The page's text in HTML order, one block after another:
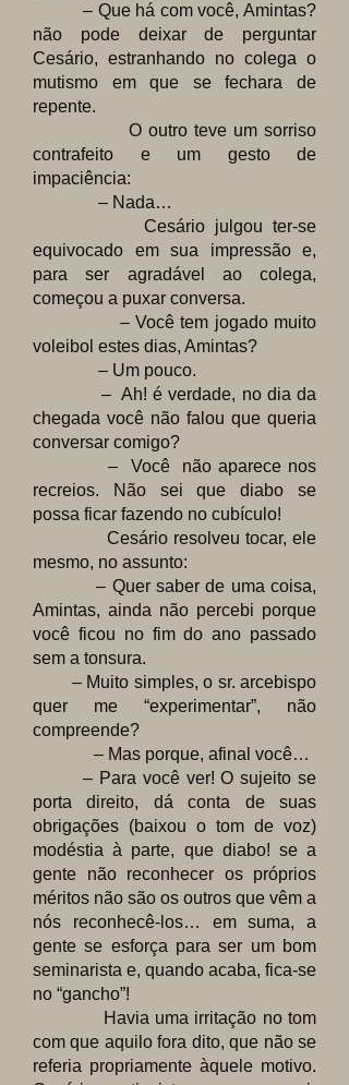
– Que há com você, Amintas?
não pode deixar de perguntar
Cesário, estranhando no colega o
mutismo em que se fechara de
repente.
O outro teve um sorriso
contrafeito e um gesto de
impaciência:
– Nada…
Cesário julgou ter-se
equivocado em sua impressão e,
para ser agradável ao colega,
começou a puxar conversa.
– Você tem jogado muito
voleibol estes dias, Amintas?
– Um pouco.
– Ah! é verdade, no dia da
chegada você não falou que queria
conversar comigo?
– Você não aparece nos
recreios. Não sei que diabo se
possa ficar fazendo no cubículo!
Cesário resolveu tocar, ele
mesmo, no assunto:
– Quer saber de uma coisa,
Amintas, ainda não percebi porque
você ficou no fim do ano passado
sem a tonsura.
– Muito simples, o sr. arcebispo
quer me “experimentar”, não
compreende?
– Mas porque, afinal você…
– Para você ver! O sujeito se
porta direito, dá conta de suas
obrigações (baixou o tom de voz)
modéstia à parte, que diabo! se a
gente não reconhecer os próprios
méritos não são os outros que vêm a
nós reconhecê-los… em suma, a
gente se esforça para ser um bom
seminarista e, quando acaba, fica-se
no “gancho”!
Havia uma irritação no tom
com que aquilo fora dito, que não se
referia propriamente àquele motivo.